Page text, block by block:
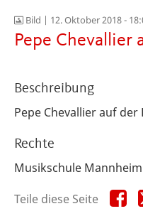
Bild | 12. Oktober 2018 -
Pepe Chevallier
Beschreibung
Pepe Chevallier auf
Rechte
Musikschule Mannheim
Teile diese Seite